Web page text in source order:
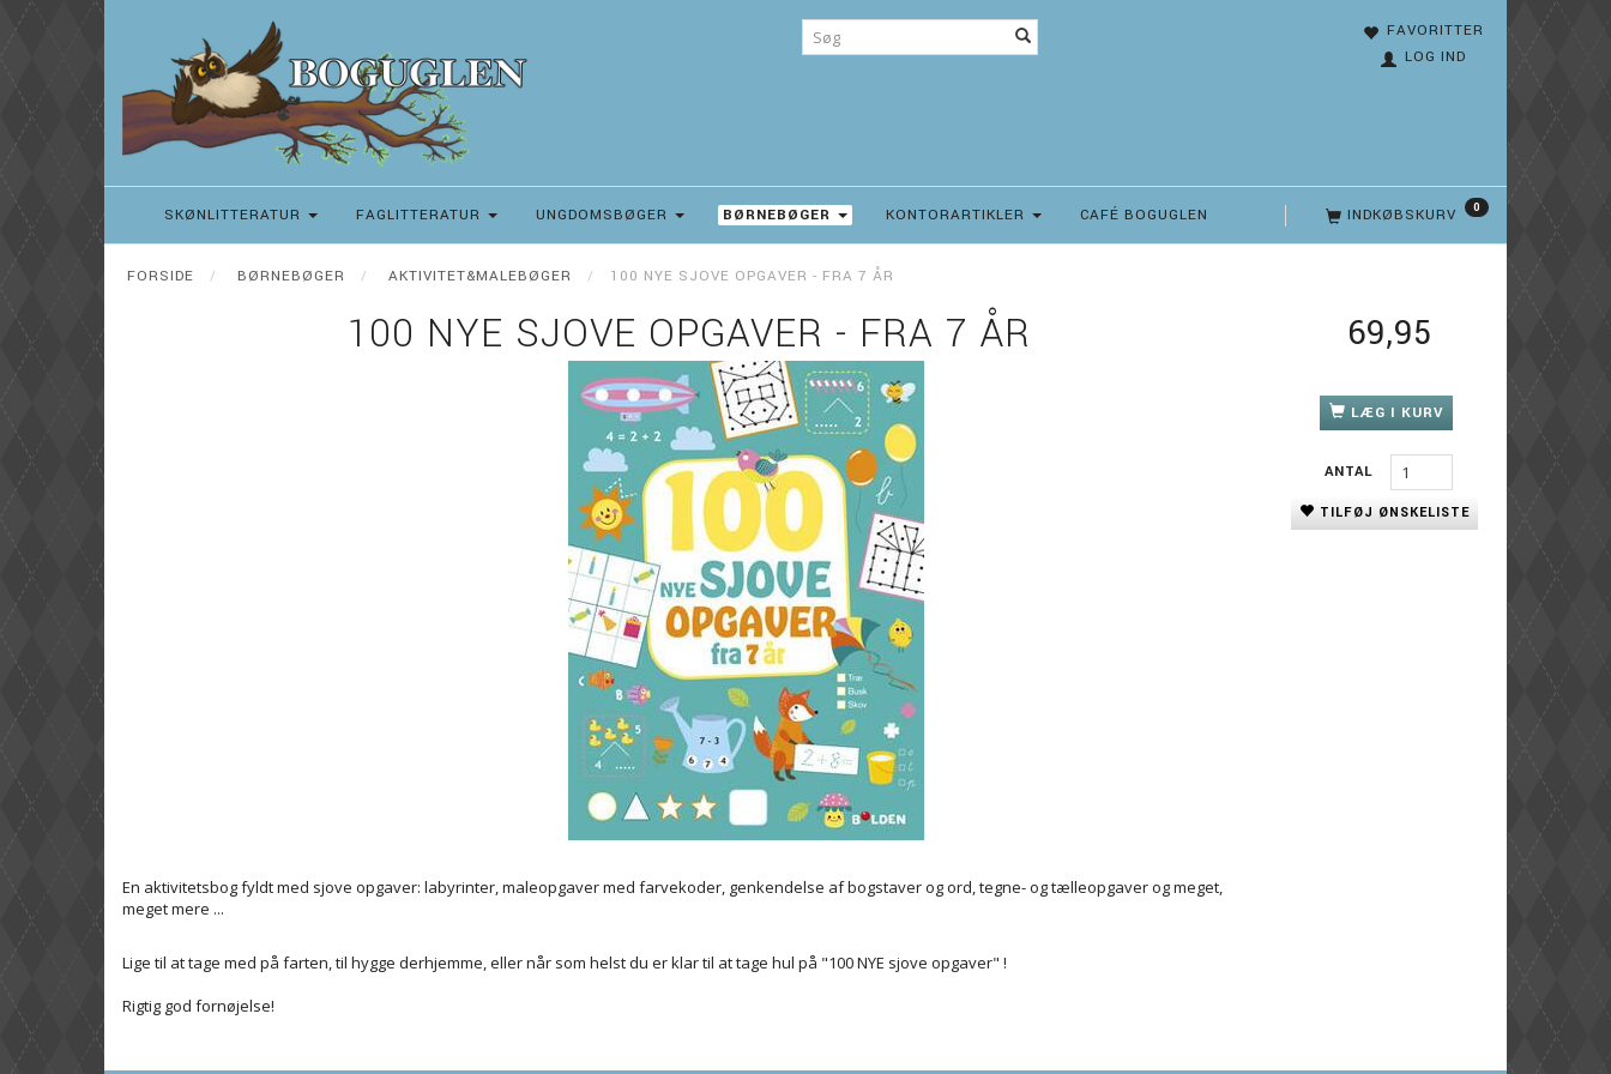
FAVORITTER
LOG IND
INDKØBSKURV 0
SKØNLITTERATUR FAGLITTERATUR UNGDOMSBØGER BØRNEBØGER KONTORARTIKLER CAFÉ BOGUGLEN
FORSIDE BØRNEBØGER AKTIVITET&MALEBØGER 100 NYE SJOVE OPGAVER - FRA 7 ÅR
100 NYE SJOVE OPGAVER - FRA 7 ÅR
En aktivitetsbog fyldt med sjove opgaver: labyrinter, maleopgaver med farvekoder, genkendelse af bogstaver og ord, tegne- og tælleopgaver og meget,
meget mere ...
Lige til at tage med på farten, til hygge derhjemme, eller når som helst du er klar til at tage hul på "100 NYE sjove opgaver" !
Rigtig god fornøjelse!
69,95
LÆG I KURV
ANTAL
TILFØJ ØNSKELISTE